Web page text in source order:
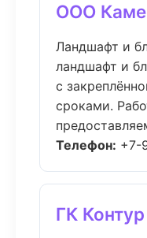
ООО
Ландшафт и
ландшафт и
с
сроками.
Телефон: +7-
ГК